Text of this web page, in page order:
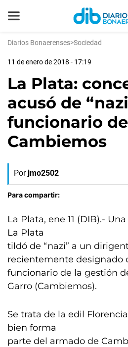
Diarios Bonaerenses>Sociedad
11 de enero de 2018 - 17:19
La Plata:
acusó de
funcionario de
Cambiemos
Por jmo2502
Para compartir:
La Plata, ene 11 (DIB).-
La Plata
tildó de “nazi” a un
recientemente designado
funcionario de la gestión
Garro (Cambiemos).
Se trata de la edil
bien forma
parte del armado de